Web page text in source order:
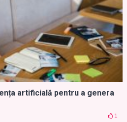
artificială pentru a genera
1